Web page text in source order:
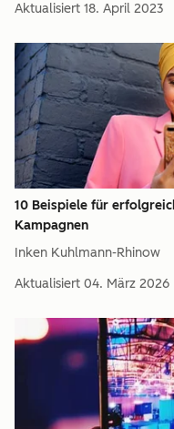
Aktualisiert 18. April 2023
10 Beispiele für
Kampagnen
Inken Kuhlmann-Rhinow
Aktualisiert 04. März 2026